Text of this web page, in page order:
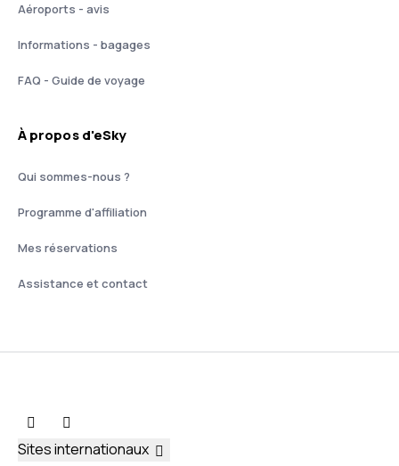
Aéroports - avis
Informations - bagages
FAQ - Guide de voyage
À propos d'eSky
Qui sommes-nous ?
Programme d'affiliation
Mes réservations
Assistance et contact
Sites internationaux